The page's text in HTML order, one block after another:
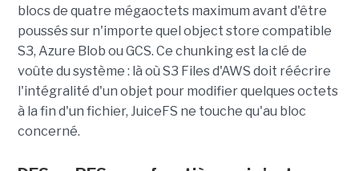
blocs de quatre mégaoctets maximum avant d'être
poussés sur n'importe quel object store compatible
S3, Azure Blob ou GCS. Ce chunking est la clé de
voûte du système : là où S3 Files d'AWS doit réécrire
l'intégralité d'un objet pour modifier quelques octets
à la fin d'un fichier, JuiceFS ne touche qu'au bloc
concerné.